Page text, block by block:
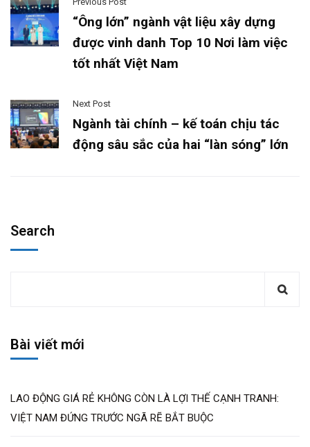
“Ông lớn” ngành vật liệu xây dựng
được vinh danh Top 10 Nơi làm việc
tốt nhất Việt Nam
Next Post
Ngành tài chính – kế toán chịu tác
động sâu sắc của hai “làn sóng” lớn
Search
Bài viết mới
LAO ĐỘNG GIÁ RẺ KHÔNG CÒN LÀ LỢI THẾ CẠNH TRANH:
VIỆT NAM ĐỨNG TRƯỚC NGÃ RẼ BẮT BUỘC